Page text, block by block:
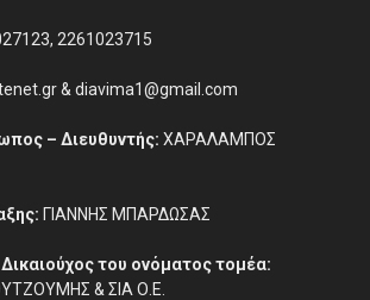
2261023715
& diavima1@gmail.com
– Διευθυντής: ΧΑΡΑΛΑΜΠΟΣ
ΓΙΑΝΝΗΣ ΜΠΑΡΔΩΣΑΣ
Δικαιούχος του ονόματος τομέα:
& ΣΙΑ Ο.Ε.